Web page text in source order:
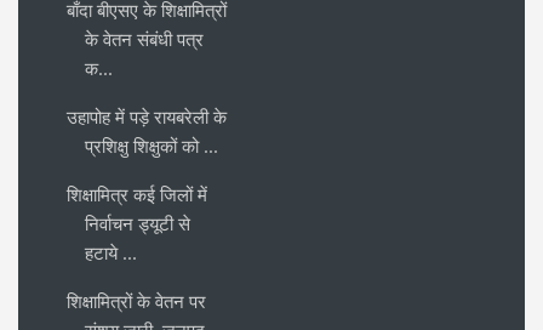
बाँदा बीएसए के शिक्षामित्रों
के वेतन संबंधी पत्र
क...
उहापोह में पड़े रायबरेली के
प्रशिक्षु शिक्षुकों को ...
शिक्षामित्र कई जिलों में
निर्वाचन ड्यूटी से
हटाये ...
शिक्षामित्रों के वेतन पर